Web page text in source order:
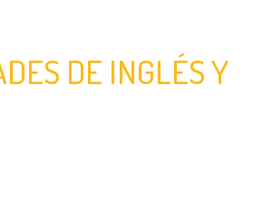
DE INGLÉS Y